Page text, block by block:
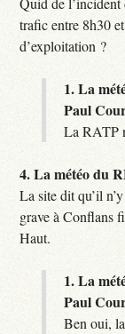
trafic entre 8h30
d’exploitation ?
1.La
Paul
La RATP
4.La météo du
La site dit qu’il
grave à Conflans
Haut.
1.La
Paul
Ben oui,